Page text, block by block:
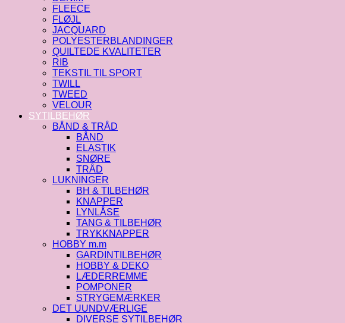
FLEECE
FLØJL
JACQUARD
POLYESTERBLANDINGER
QUILTEDE KVALITETER
RIB
TEKSTIL TIL SPORT
TWILL
TWEED
VELOUR
SYTILBEHØR
BÅND & TRÅD
BÅND
ELASTIK
SNØRE
TRÅD
LUKNINGER
BH & TILBEHØR
KNAPPER
LYNLÅSE
TANG & TILBEHØR
TRYKKNAPPER
HOBBY m.m
GARDINTILBEHØR
HOBBY & DEKO
LÆDERREMME
POMPONER
STRYGEMÆRKER
DET UUNDVÆRLIGE
DIVERSE SYTILBEHØR